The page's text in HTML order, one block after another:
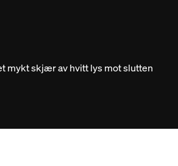
mykt skjær av hvitt lys mot slutten